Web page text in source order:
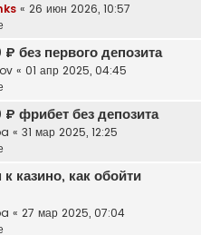
« 26 июн 2026, 10:57
без первого депозита
« 01 апр 2025, 04:45
фрибет без депозита
« 31 мар 2025, 12:25
казино, как обойти
« 27 мар 2025, 07:04